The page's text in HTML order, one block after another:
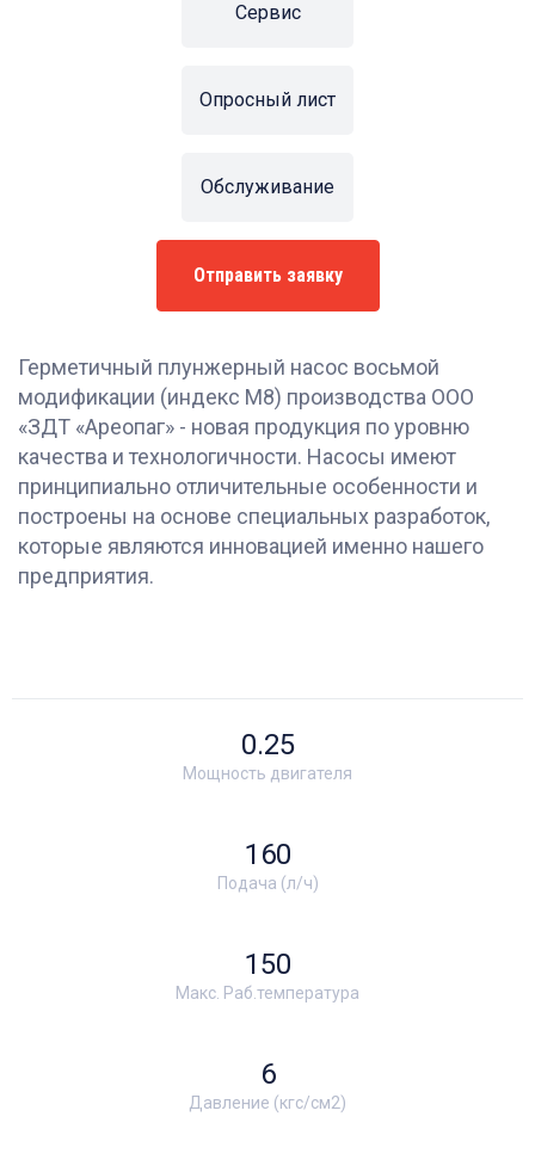
Сервис
Опросный лист
Обслуживание
Отправить заявку
Герметичный плунжерный насос восьмой
модификации (индекс М8) производства ООО
«ЗДТ «Ареопаг» - новая продукция по уровню
качества и технологичности. Насосы имеют
принципиально отличительные особенности и
построены на основе специальных разработок,
которые являются инновацией именно нашего
предприятия.
Мощность двигателя
0.25
Подача (л/ч)
160
Макс. Раб.температура
150
Давление (кгс/см2)
6